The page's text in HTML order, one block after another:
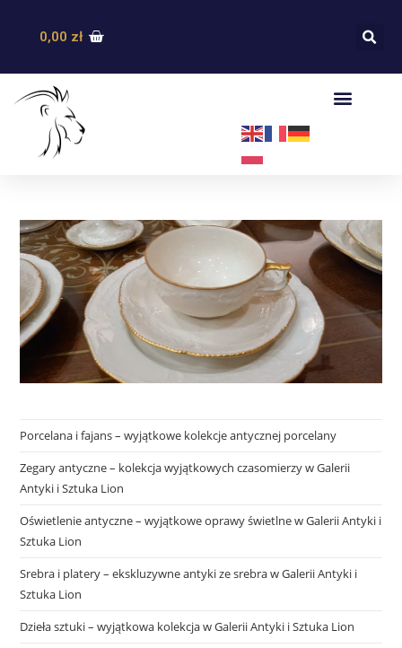
0,00 zł
Porcelana i fajans – wyjątkowe kolekcje antycznej porcelany
Zegary antyczne – kolekcja wyjątkowych czasomierzy w Galerii
Antyki i Sztuka Lion
Oświetlenie antyczne – wyjątkowe oprawy świetlne w Galerii Antyki i
Sztuka Lion
Srebra i platery – ekskluzywne antyki ze srebra w Galerii Antyki i
Sztuka Lion
Dzieła sztuki – wyjątkowa kolekcja w Galerii Antyki i Sztuka Lion